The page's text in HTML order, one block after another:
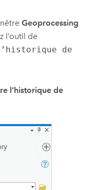
Geoprocessing
l’outil de
de
l’historique de